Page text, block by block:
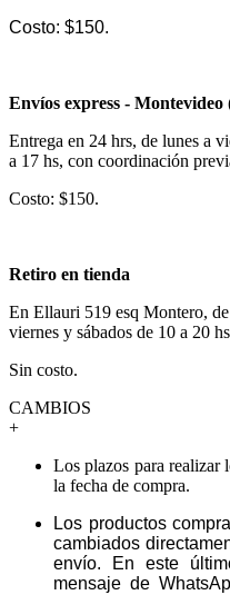
Costo: $150.
Envíos express - Montevideo
Entrega en 24 hrs, de lunes a
a 17 hs, con coordinación
Costo: $150.
Retiro en tienda
En Ellauri 519 esq Montero,
viernes y sábados de 10 a 20
Sin costo.
CAMBIOS
+
Los plazos para realizar
la fecha de compra.
Los productos
cambiados
envío. En este
mensaje de